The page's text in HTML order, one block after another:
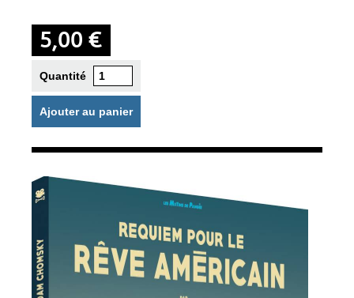
5,00 €
Quantité
Ajouter au panier